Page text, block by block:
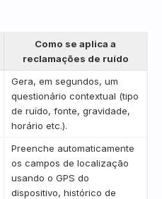
Como se aplica a
reclamações de ruído
Gera, em segundos, um
questionário contextual (tipo
de ruído, fonte, gravidade,
horário etc.).
Preenche automaticamente
os campos de localização
usando o GPS do
dispositivo, histórico de